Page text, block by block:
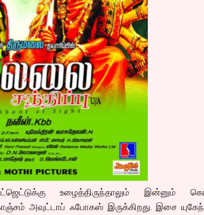
உழைத்திருந்தாலும் இன்னும்
அவுட்டாப் ஃபோகஸ் இருக்கிறது. இசை